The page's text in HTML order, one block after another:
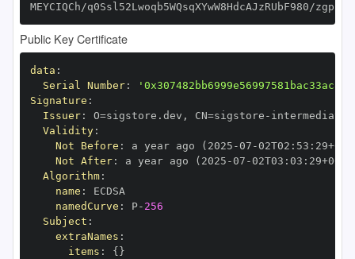
MEYCIQCh/q0Ssl52Lwoqb5WQsqXYwW8HdcAJzRUbF980/
Public Key Certificate
data :
Serial Number:
Signature :
Issuer: O=sigstore.dev , CN=sigstore -
Validity:
Not Before : a year ago (2025 -07 -02T02 : 53 : 29+00
Not After: a year ago (2025 -07 -02T03 : 03 : 29+00
Algorithm:
name :
namedCurve : P- 256
Subject :
extraNames :
items : { }